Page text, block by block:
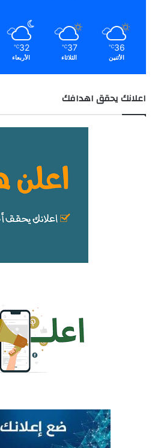
36
℃
الأثنين
37
℃
الثلاثاء
32
℃
الأربعاء
اعلانك يحقق اهدافك